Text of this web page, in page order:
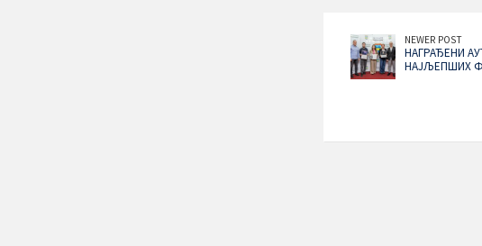
NEWER POST
НАГРАЂЕНИ
НАЈЉЕПШИХ